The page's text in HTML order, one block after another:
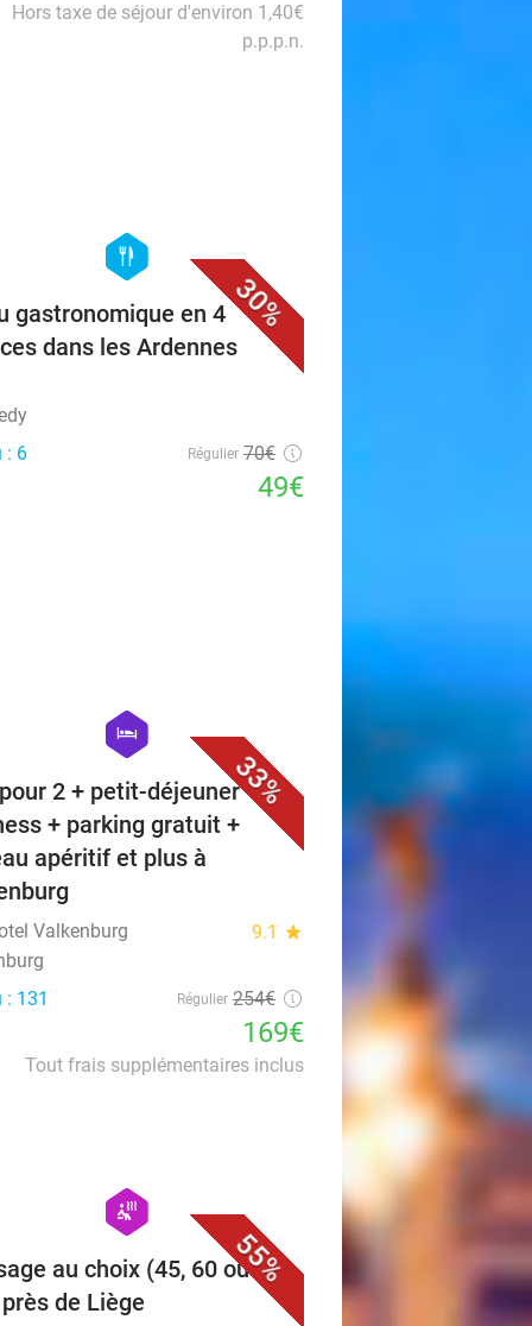
Hors taxe de séjour d'environ 1,40€
p.p.p.n.
30%
hexagon
food
gastronomique en 4
dans les Ardennes
: 6
Régulier 70€
49€
33%
hexagon
hotel
2 + petit-déjeuner +
+ parking gratuit +
apéritif et plus à
Valkenburg 9.1 star
: 131
Régulier 254€
169€
Tout frais supplémentaires inclus
55%
hexagon
wellness
au choix (45, 60 ou 80
de Liège